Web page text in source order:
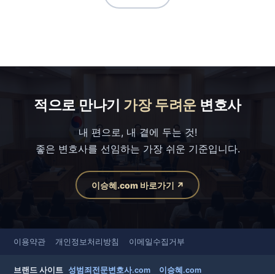
적으로 만나기 가장 두려운변호사
내 편으로, 내 곁에 두는 것!
좋은 변호사를 선임하는 가장 쉬운 기준입니다.
이승혜.com 바로가기 ↗
이용약관 개인정보처리방침 이메일수집거부
브랜드 사이트 성범죄전문변호사.com
이승혜.com